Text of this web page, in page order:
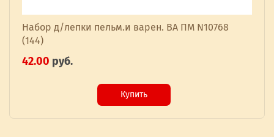
Набор д/лепки пельм.и варен. ВА ПМ N10768
(144)
42.00 руб.
Купить